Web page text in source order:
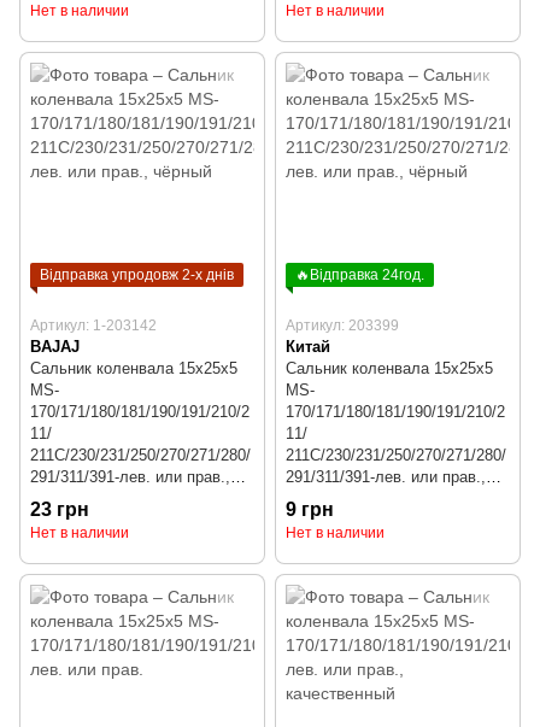
Нет в наличии Нет в наличии
Відправка упродовж 2-х днів
Артикул: 1-203142
BAJAJ
Сальник коленвала 15x25x5
MS-
170/171/180/181/190/191/210/2
11/
211C/230/231/250/270/271/280/
291/311/391-лев. или прав.,
чёрный
23 грн
Нет в наличии
🔥Відправка 24год.
Артикул: 203399
Китай
Сальник коленвала 15x25x5
MS-
170/171/180/181/190/191/210/2
11/
211C/230/231/250/270/271/280/
291/311/391-лев. или прав.,
чёрный
9 грн
Нет в наличии